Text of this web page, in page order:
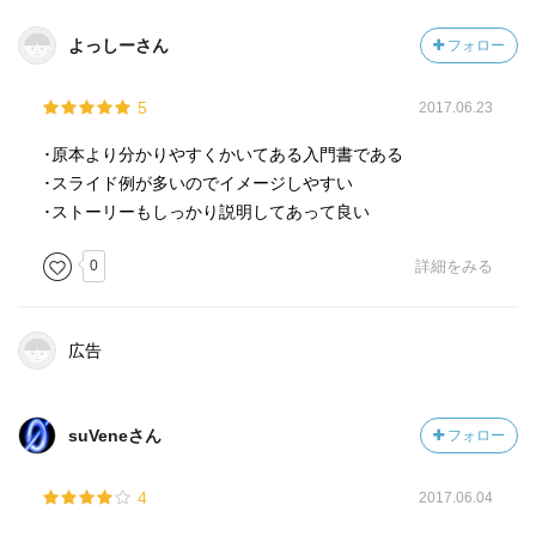
よっしーさん フォロー
5 2017.06.23
･原本より分かりやすくかいてある入門書である
･スライド例が多いのでイメージしやすい
･ストーリーもしっかり説明してあって良い
0 詳細をみる
広告
suVeneさん フォロー
4 2017.06.04